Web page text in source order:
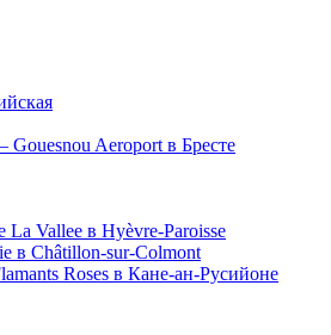
Aeroport в Бресте
Vallee в Hyèvre-Paroisse
в Châtillon-sur-Colmont
Roses в Кане-ан-Русийоне